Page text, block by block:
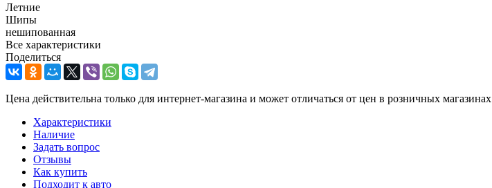
Летние
Шипы
нешипованная
Все характеристики
Поделиться
Цена действительна только для интернет-магазина и может отличаться от цен в розничных магазинах
Характеристики
Наличие
Задать вопрос
Отзывы
Как купить
Подходит к авто